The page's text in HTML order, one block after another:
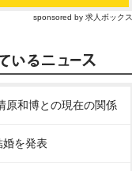
sponsored by 求人ボックス
原和博との現在の関係
婚を発表